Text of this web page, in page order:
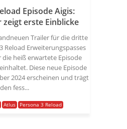
Episode Aigis:
zeigt erste Einblicke
Trailer für die dritte
Reload Erweiterungspasses
heiß erwartete Episode
Diese neue Episode
2024 erscheinen und trägt
den fess...
Atlus Persona 3 Reload